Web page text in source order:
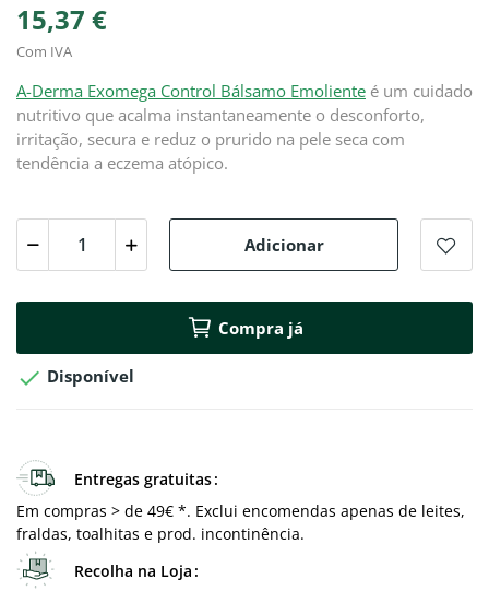
15,37 €
Com IVA
A-Derma Exomega Control Bálsamo Emoliente é um cuidado
nutritivo que acalma instantaneamente o desconforto,
irritação, secura e reduz o prurido na pele seca com
tendência a eczema atópico.
Adicionar
Compra já
 Disponível
Entregas gratuitas
Em compras > de 49€ *. Exclui encomendas apenas de leites,
fraldas, toalhitas e prod. incontinência.
Recolha na Loja